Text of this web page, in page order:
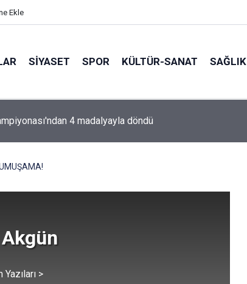
Ekle
SİYASET SPOR KÜLTÜR-SANAT SAĞLIK
Kuşaklar Buluştu
Yazıları >